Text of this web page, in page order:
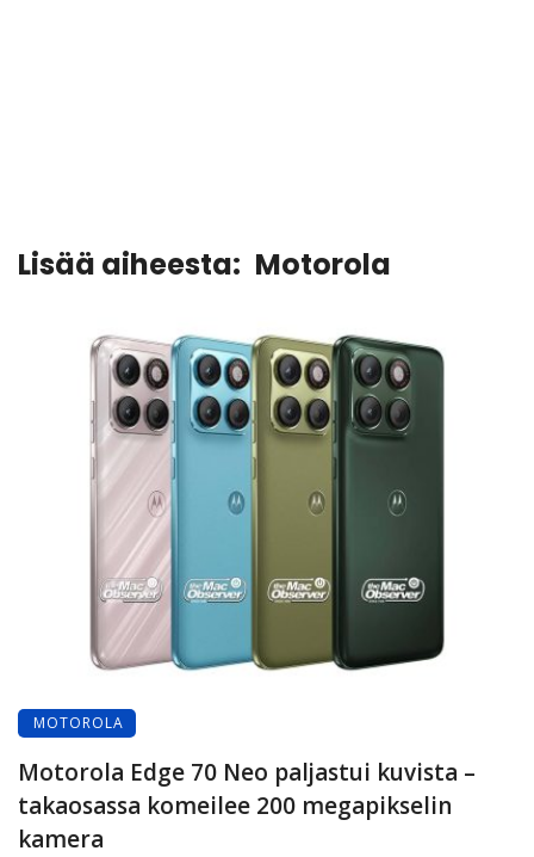
Lisää aiheesta: Motorola
MOTOROLA
Motorola Edge 70 Neo paljastui kuvista –
takaosassa komeilee 200 megapikselin
kamera